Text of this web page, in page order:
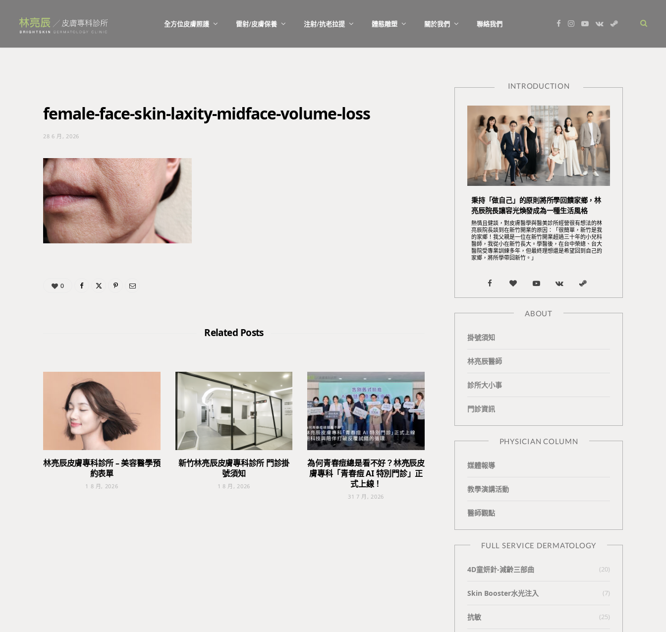
全方位皮膚照護 雷射/皮膚保養 注射/抗老拉提 體態雕塑 關於我們 聯絡我們
I
Y
V
S
female-face-skin-laxity-midface-volume-loss
28 6 月, 2026
0
Related Posts
林亮辰皮膚專科診所 – 美容醫學預
約表單
1 8 月, 2026
新竹林亮辰皮膚專科診所 門診掛
號須知
1 8 月, 2026
為何青春痘總是看不好？林亮辰皮
膚專科「青春痘 AI 特別門診」正
式上線！
31 7 月, 2026
INTRODUCTION
秉持「做自己」的原則將所學回饋家鄉，林
亮辰院長讓容光煥發成為一種生活風格
熱情且健談，對皮膚醫學與醫美診所經營很有想法的林
亮辰院長談到在新竹開業的原因：「很簡單，新竹是我
的家鄉！我父親是一位在新竹開業超過三十年的小兒科
醫師，我從小在新竹長大。學醫後，在台中榮總、台大
醫院受專業訓練多年，但最終理想還是希望回到自己的
家鄉，將所學帶回新竹。」
F
a
e
b
k
B
l
n
Y
o
u
V
K
e
S
t
ABOUT
掛號須知
林亮辰醫師
診所大小事
門診資訊
PHYSICIAN COLUMN
媒體報導
教學演講活動
醫師觀點
FULL SERVICE DERMATOLOGY
4D童妍針-減齡三部曲 (20)
Skin Booster水光注入 (7)
抗敏 (25)